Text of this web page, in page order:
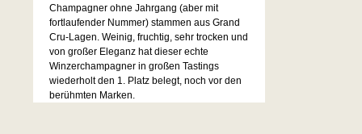
Champagner ohne Jahrgang (aber mit
fortlaufender Nummer) stammen aus Grand
Cru-Lagen. Weinig, fruchtig, sehr trocken und
von großer Eleganz hat dieser echte
Winzerchampagner in großen Tastings
wiederholt den 1. Platz belegt, noch vor den
berühmten Marken.